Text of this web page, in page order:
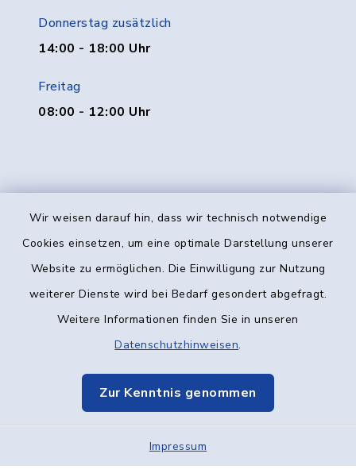
Wir weisen darauf hin, dass wir technisch notwendige
Cookies einsetzen, um eine optimale Darstellung unserer
Website zu ermöglichen. Die Einwilligung zur Nutzung
weiterer Dienste wird bei Bedarf gesondert abgefragt.
Weitere Informationen finden Sie in unseren
Datenschutzhinweisen.
Zur Kenntnis genommen
Impressum
Donnerstag zusätzlich
14:00 - 18:00 Uhr
Freitag
08:00 - 12:00 Uhr
Kontakt
Datenschutz
Elektronische Kommunikation
Sitemap